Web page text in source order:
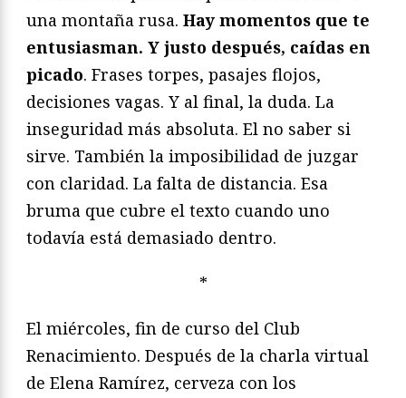
una montaña rusa. Hay momentos que te
entusiasman. Y justo después, caídas en
picado. Frases torpes, pasajes flojos,
decisiones vagas. Y al final, la duda. La
inseguridad más absoluta. El no saber si
sirve. También la imposibilidad de juzgar
con claridad. La falta de distancia. Esa
bruma que cubre el texto cuando uno
todavía está demasiado dentro.
*
El miércoles, fin de curso del Club
Renacimiento. Después de la charla virtual
de Elena Ramírez, cerveza con los